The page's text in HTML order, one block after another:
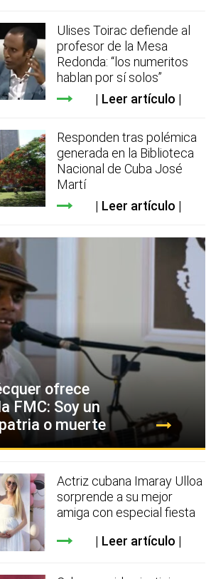
Ulises Toirac defiende al
profesor de la Mesa
Redonda: “los numeritos
hablan por sí solos”
Leer artículo
Responden tras polémica
generada en la Biblioteca
Nacional de Cuba José
Martí
Leer artículo
ofrece
FMC: Soy un
o muerte
Actriz cubana Imaray Ulloa
sorprende a su mejor
amiga con especial fiesta
Leer artículo